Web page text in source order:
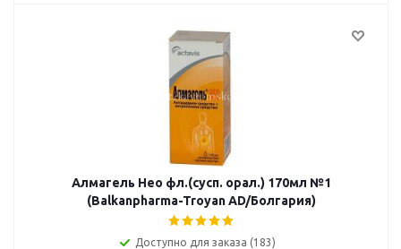
Алмагель Нео фл.(сусп. орал.) 170мл №1
(Balkanpharma-Troyan AD/Болгария)
Доступно для заказа (183)